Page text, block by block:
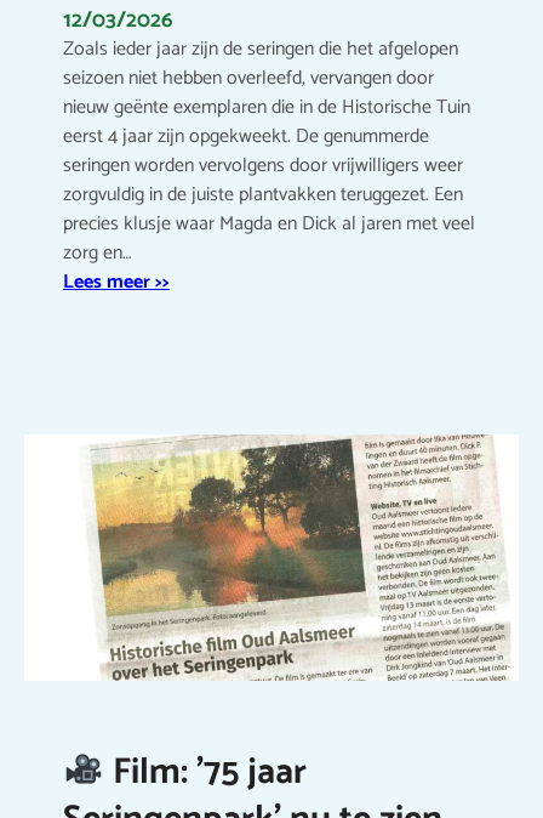
12/03/2026
Zoals ieder jaar zijn de seringen die het afgelopen
seizoen niet hebben overleefd, vervangen door
nieuw geënte exemplaren die in de Historische Tuin
eerst 4 jaar zijn opgekweekt. De genummerde
seringen worden vervolgens door vrijwilligers weer
zorgvuldig in de juiste plantvakken teruggezet. Een
precies klusje waar Magda en Dick al jaren met veel
zorg en…
Lees meer >>
Film: ’75 jaar